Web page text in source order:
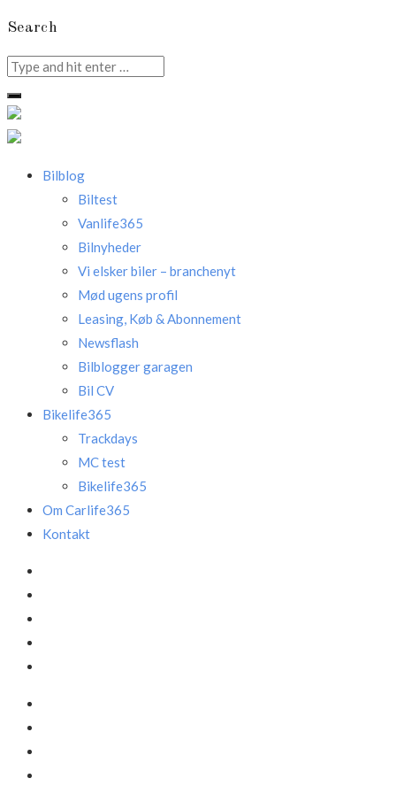
Search
Search
for:
Bilblog
Biltest
Vanlife365
Bilnyheder
Vi elsker biler – branchenyt
Mød ugens profil
Leasing, Køb & Abonnement
Newsflash
Bilblogger garagen
Bil CV
Bikelife365
Trackdays
MC test
Bikelife365
Om Carlife365
Kontakt